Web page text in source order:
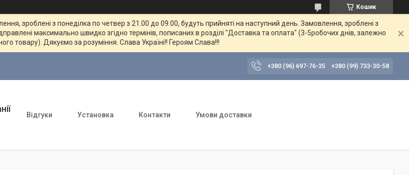
Кошик
зроблені з понеділка по четвер з 21.00 до 09.00, будуть прийняті на наступний день. Замовлення, зроблені з
максимально швидко згідно термінів, пописаних в розділі "Доставка та оплата" (3-5робочих днів, залежно
товару). Дякуємо за розуміння. Слава Україні!! Героям Слава!!!
+380 (96) 697-76-35 +380 (99) 733-30-58
Відгуки Установка Контакти Умови доставки